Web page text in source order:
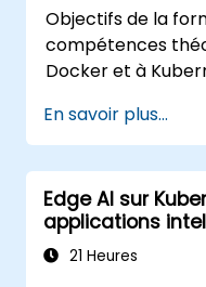
les
production.
Objectifs de la
compétences
Docker et à
En savoir plus...
Edge AI sur
applications
21 Heures